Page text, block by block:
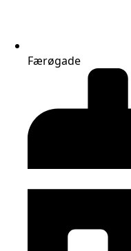
Færøgade